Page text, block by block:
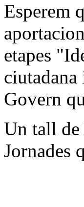
Esperem
etapes
Govern
Un tall de
Jornades